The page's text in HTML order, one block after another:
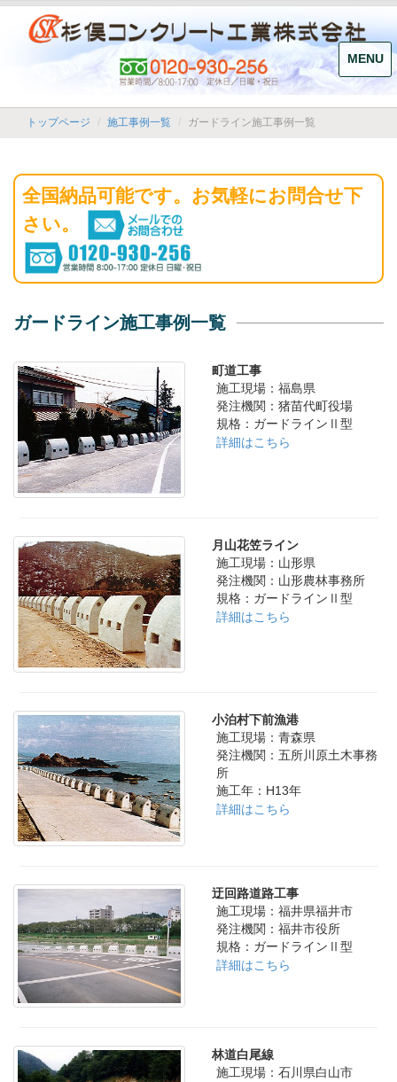
トップページ 施工事例一覧 ガードライン施工事例一覧
全国納品可能です。お気軽にお問合せ下
さい。
ガードライン施工事例一覧
町道工事
施工現場：福島県
発注機関：猪苗代町役場
規格：ガードラインⅡ型
詳細はこちら
月山花笠ライン
施工現場：山形県
発注機関：山形農林事務所
規格：ガードラインⅡ型
詳細はこちら
小泊村下前漁港
施工現場：青森県
発注機関：五所川原土木事務
所
施工年：H13年
詳細はこちら
迂回路道路工事
施工現場：福井県福井市
発注機関：福井市役所
規格：ガードラインⅡ型
詳細はこちら
林道白尾線
施工現場：石川県白山市
MENU